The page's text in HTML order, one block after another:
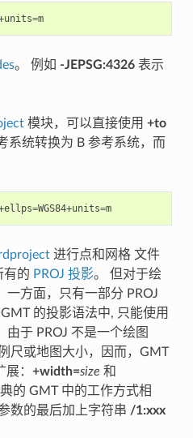
= m
。 例如 -JEPSG:4326表示
模块，可以直接使用 +to
系统转换为 B 参考系统，而
=WGS84+units= m
进行点和网格 文件
有的 PROJ 投影。 但对于绘
一方面，只有一部分 PROJ
的投影语法中, 只能使用
于 PROJ 不是一个绘图
尺或地图大小，因而，GMT
： +width=size 和
的 GMT 中的工作方式相
数的最后加上字符串 /1:xxx